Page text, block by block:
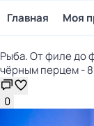
Главная Моя
Рыба. От филе до
чёрным перцем - 8
0